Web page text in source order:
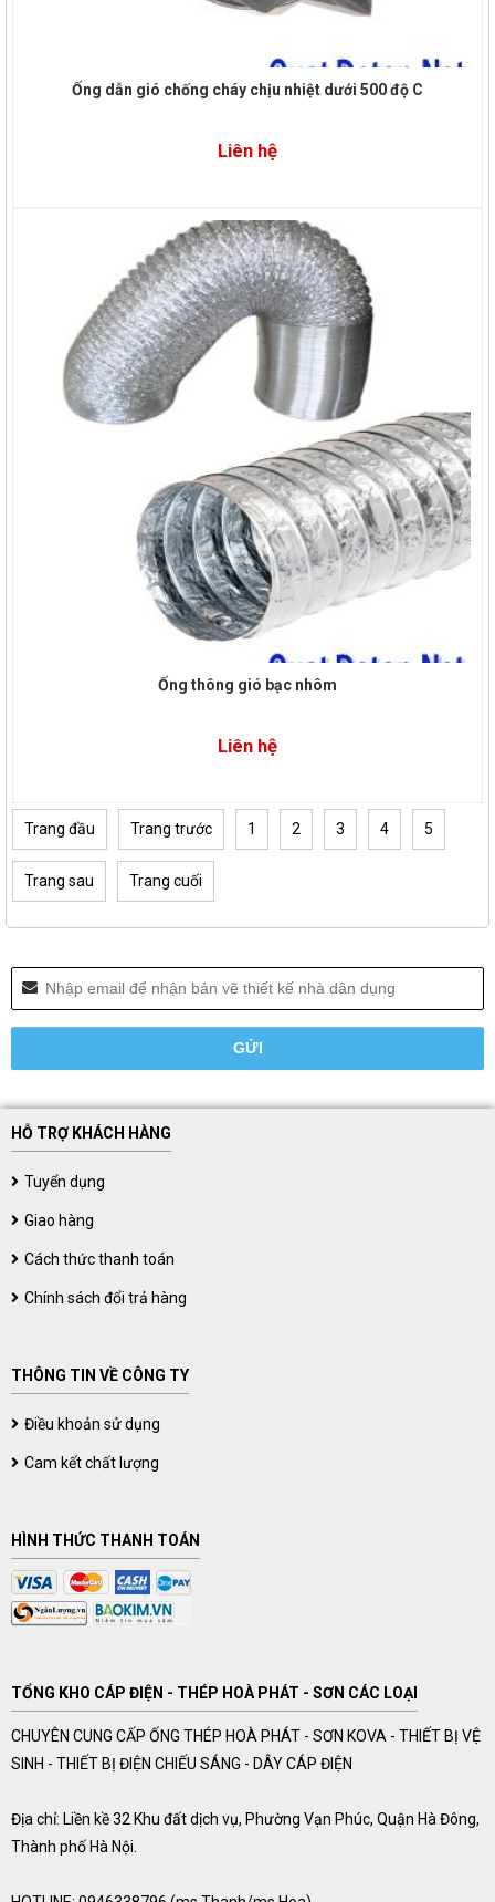
Ống dẫn gió chống cháy chịu nhiệt dưới 500 độ C
Liên hệ
Ống thông gió bạc nhôm
Liên hệ
Trang đầu Trang trước 1 2 3 4 5
Trang sau Trang cuối
HỖ TRỢ KHÁCH HÀNG
Tuyển dụng
Giao hàng
Cách thức thanh toán
Chính sách đổi trả hàng
THÔNG TIN VỀ CÔNG TY
Điều khoản sử dụng
Cam kết chất lượng
HÌNH THỨC THANH TOÁN
TỔNG KHO CÁP ĐIỆN - THÉP HOÀ PHÁT - SƠN CÁC LOẠI
CHUYÊN CUNG CẤP ỐNG THÉP HOÀ PHÁT - SƠN KOVA - THIẾT BỊ VỆ
SINH - THIẾT BỊ ĐIỆN CHIẾU SÁNG - DÂY CÁP ĐIỆN
Địa chỉ: Liền kề 32 Khu đất dịch vụ, Phường Vạn Phúc, Quận Hà Đông,
Thành phố Hà Nội.